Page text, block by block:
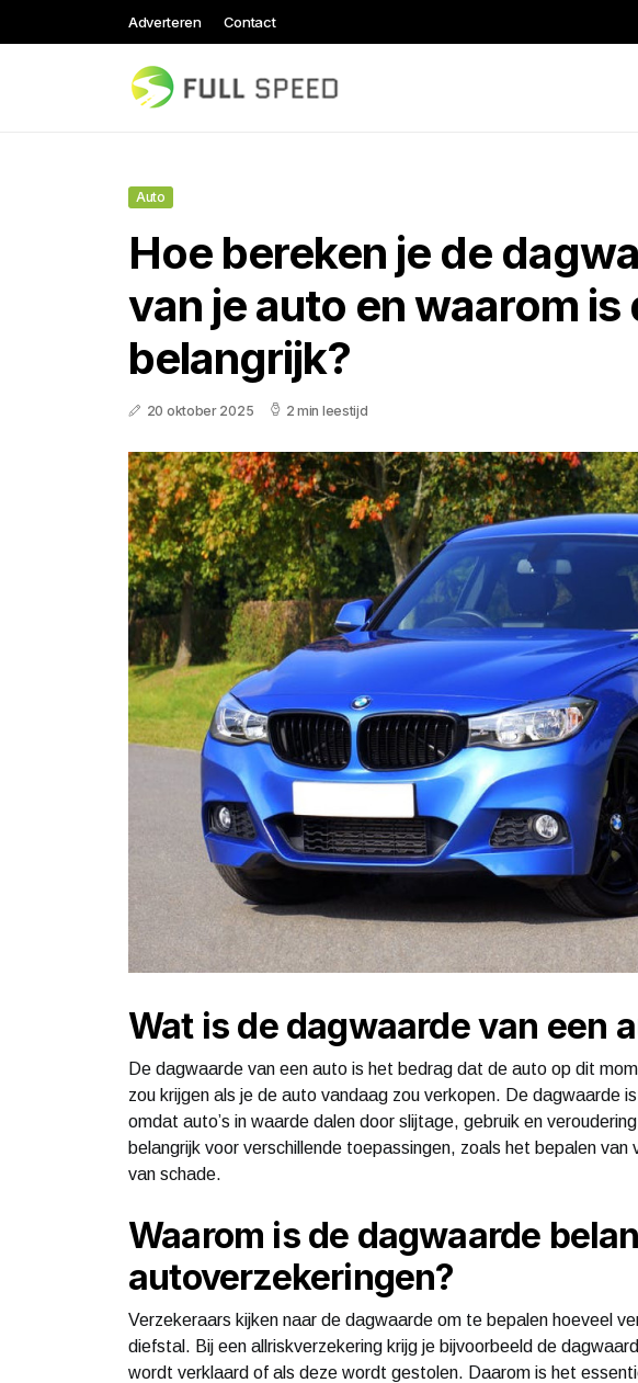
Adverteren Contact
Auto
Hoe bereken je de
van je auto en waarom is
belangrijk?
20 oktober 2025 2 min leestijd
Wat is de dagwaarde van een
De dagwaarde van een auto is het bedrag dat de auto op dit
zou krijgen als je de auto vandaag zou verkopen. De dagwaarde
omdat auto’s in waarde dalen door slijtage, gebruik en
belangrijk voor verschillende toepassingen, zoals het bepalen
van schade.
Waarom is de dagwaarde
autoverzekeringen?
Verzekeraars kijken naar de dagwaarde om te bepalen hoeveel
diefstal. Bij een allriskverzekering krijg je bijvoorbeeld de
wordt verklaard of als deze wordt gestolen. Daarom is het